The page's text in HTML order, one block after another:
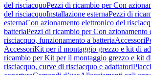
del risciacquoPezzi di ricambio per Con
del risciacquoInstallazione esternaPezzi di
esternaCon azionamento elettronico del
batteriaPezzi di ricambio per Con azionamento
risciacquo, funzionamento a batteriaAccessori
AccessoriKit per il montaggio grezzo e kit di
ricambio per Kit per il montaggio grezzo e kit
risciacquo, curve di risciacquo e adattatori